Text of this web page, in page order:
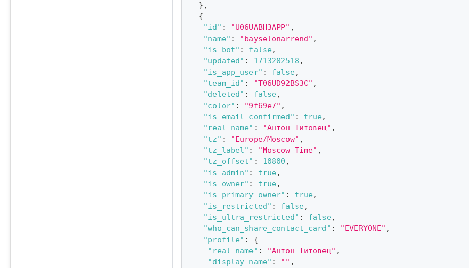
} ,
{
"id" : "U06UABH3APP" ,
"name" : "bayselonarrend" ,
"is_bot" : false,
"updated" : 1713202518 ,
"is_app_user" : false,
"team_id" : "T06UD92BS3C" ,
"deleted" : false,
"color" : "9f69e7" ,
"is_email_confirmed" : true,
"real_name" : "Антон Титовец" ,
"tz" : "Europe/Moscow" ,
"tz_label" : "Moscow Time" ,
"tz_offset" : 10800 ,
"is_admin" : true,
"is_owner" : true,
"is_primary_owner" : true,
"is_restricted" : false,
"is_ultra_restricted" : false,
"who_can_share_contact_card" : "EVERYONE" ,
"profile" :
{
"real_name" : "Антон Титовец" ,
"display_name" : "" ,